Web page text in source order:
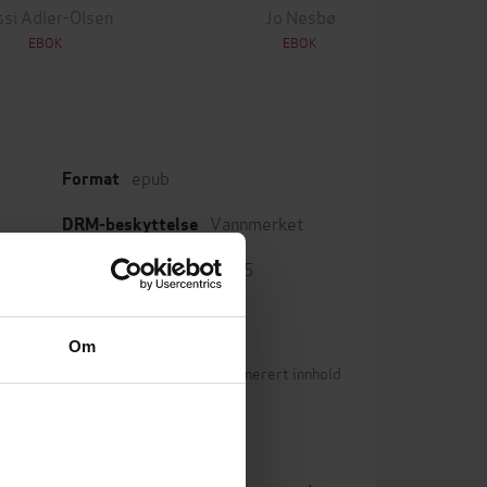
Om
Adler-Olsen
EBOK
Jo Nesbø
EBOK
Format epub
DRM-beskyttelse Vannmerket
9788202519315
Betingelser for brukergenerert innhold